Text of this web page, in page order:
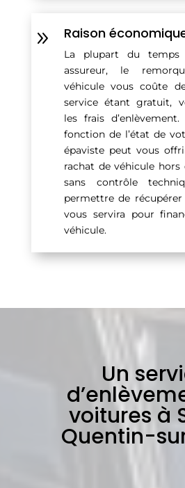
9 Raison
La plupart du
assureur, le
véhicule vous coûte
service étant gratuit,
les frais
fonction de l’état de
épaviste peut vous
rachat de véhicule hors
sans contrôle
permettre de
vous servira pour
véhicule.
Un
voitures à
Quentin-